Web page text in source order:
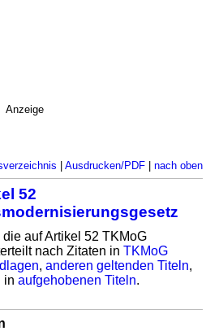
Anzeige
| Ausdrucken/PDF| nach oben
52
auf Artikel 52 TKMoG
nach Zitaten inTKMoG
,anderen geltenden Titeln,
inaufgehobenen Titeln.